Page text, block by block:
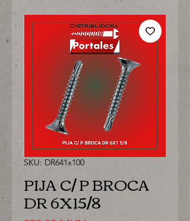
SKU: DR641x100
PIJA C/ P BROCA
DR 6X15/8